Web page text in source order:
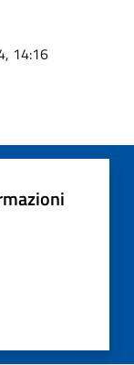
14:16